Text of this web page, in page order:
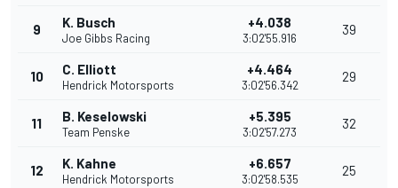
9 K. Busch
Joe Gibbs Racing
+4.038
3:02'55.916
39
10 C. Elliott
Hendrick Motorsports
+4.464
3:02'56.342
29
11 B. Keselowski
Team Penske
+5.395
3:02'57.273
32
12 K. Kahne
Hendrick Motorsports
+6.657
3:02'58.535
25